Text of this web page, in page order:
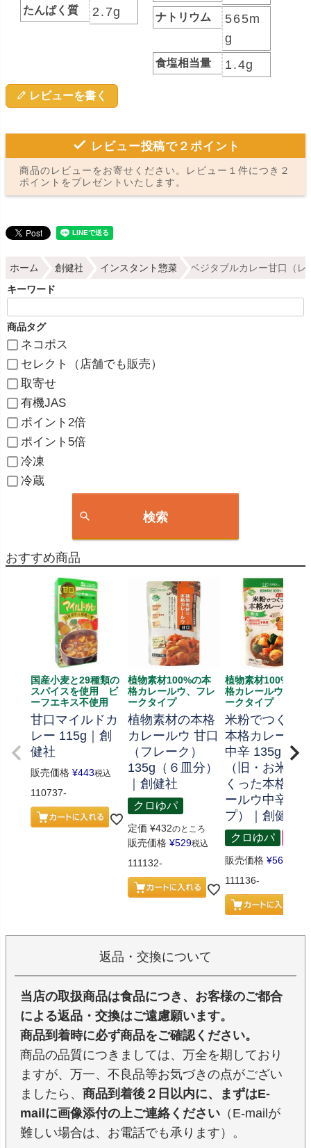
たんぱく質 2.7g ナトリウム
565m
g
食塩相当量 1.4g
レビューを書く
レビュー投稿で２ポイント
商品のレビューをお寄せください。レビュー１件につき２
ポイントをプレゼントいたします。
ホーム 創健社 インスタント惣菜 ベジタブルカレー甘口（
キーワード
商品タグ
ネコポス
セレクト（店舗でも販売）
取寄せ
有機JAS
ポイント2倍
ポイント5倍
冷凍
冷蔵
検索
おすすめ商品
国産小麦と29種類の
スパイスを使用 ビ
ーフエキス不使用
甘口マイルドカ
レー 115g｜創
健社
販売価格 ¥443税込
110737-
植物素材100%の本
格カレールウ、フレ
ークタイプ
植物素材の本格
カレールウ 甘口
（フレーク）
135g（６皿分）
｜創健社
クロゆパ
定価 ¥432のところ
販売価格 ¥529税込
111132-
植物素材100%の本
格カレールウ、フ
ークタイプ
米粉でつくっ
本格カレール
中辛 135g
（旧・お米で
くった本格カ
ールウ中辛タ
プ）｜創健社
クロゆパ
販売価格 ¥562
111136-
返品・交換について
当店の取扱商品は食品につき、お客様のご都合
による返品・交換はご遠慮願います。
商品到着時に必ず商品をご確認ください。
商品の品質につきましては、万全を期しており
ますが、万一、不良品等お気づきの点がござい
ましたら、 商品到着後２日以内に、まずはE-
mailに画像添付の上ご連絡ください （E-mailが
難しい場合は、お電話でも承ります）。